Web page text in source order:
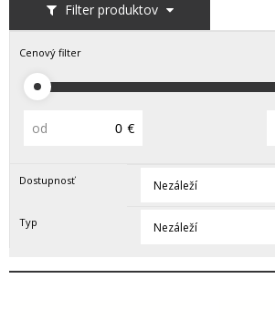
Filter produktov
Cenový filter
od €
Dostupnosť Nezáleží
Typ Nezáleží